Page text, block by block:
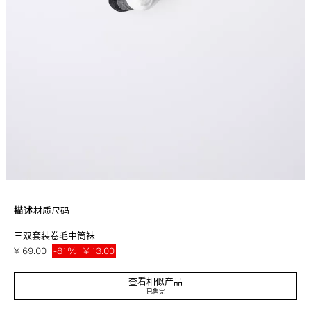
描述材质尺码
三双套装中筒袜，卷毛饰层细节装饰。
白色 / 黑色 4934/747/064
三双套装卷毛中筒袜
¥ 69.00 -81% ¥ 13.00
查看相似产品
已售完
¥